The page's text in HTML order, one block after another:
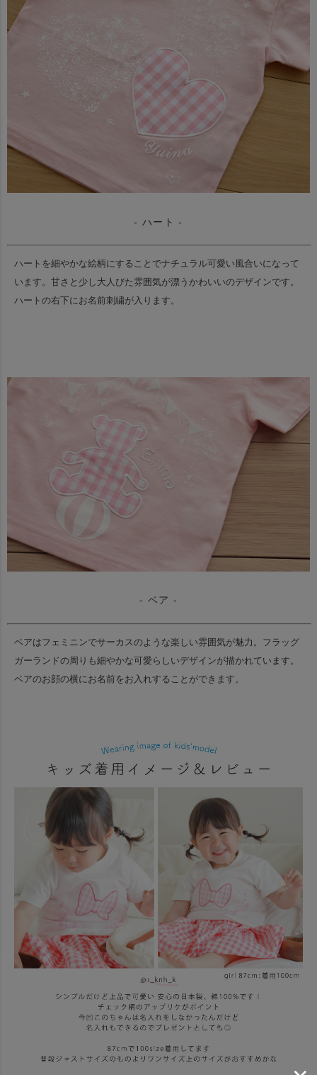
- ハート -
ハートを細やかな絵柄にすることでナチュラル可愛い風合いになって
います。 甘さと少し大人びた雰囲気が漂うかわいいのデザインです。
ハートの右下にお名前刺繍が入ります。
- ベア -
ベアはフェミニンでサーカスのような楽しい雰囲気が魅力。 フラッグ
ガーランドの周りも細やかな可愛らしいデザインが描かれています。
ベアのお顔の横にお名前をお入れすることができます。